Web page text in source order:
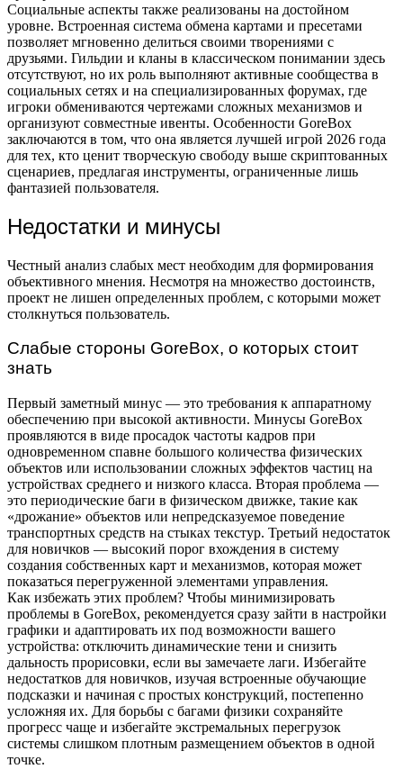
Социальные аспекты также реализованы на достойном
уровне. Встроенная система обмена картами и пресетами
позволяет мгновенно делиться своими творениями с
друзьями. Гильдии и кланы в классическом понимании здесь
отсутствуют, но их роль выполняют активные сообщества в
социальных сетях и на специализированных форумах, где
игроки обмениваются чертежами сложных механизмов и
организуют совместные ивенты. Особенности GoreBox
заключаются в том, что она является лучшей игрой 2026 года
для тех, кто ценит творческую свободу выше скриптованных
сценариев, предлагая инструменты, ограниченные лишь
фантазией пользователя.
Недостатки и минусы
Честный анализ слабых мест необходим для формирования
объективного мнения. Несмотря на множество достоинств,
проект не лишен определенных проблем, с которыми может
столкнуться пользователь.
Слабые стороны GoreBox, о которых стоит
знать
Первый заметный минус — это требования к аппаратному
обеспечению при высокой активности. Минусы GoreBox
проявляются в виде просадок частоты кадров при
одновременном спавне большого количества физических
объектов или использовании сложных эффектов частиц на
устройствах среднего и низкого класса. Вторая проблема —
это периодические баги в физическом движке, такие как
«дрожание» объектов или непредсказуемое поведение
транспортных средств на стыках текстур. Третьий недостаток
для новичков — высокий порог вхождения в систему
создания собственных карт и механизмов, которая может
показаться перегруженной элементами управления.
Как избежать этих проблем? Чтобы минимизировать
проблемы в GoreBox, рекомендуется сразу зайти в настройки
графики и адаптировать их под возможности вашего
устройства: отключить динамические тени и снизить
дальность прорисовки, если вы замечаете лаги. Избегайте
недостатков для новичков, изучая встроенные обучающие
подсказки и начиная с простых конструкций, постепенно
усложняя их. Для борьбы с багами физики сохраняйте
прогресс чаще и избегайте экстремальных перегрузок
системы слишком плотным размещением объектов в одной
точке.